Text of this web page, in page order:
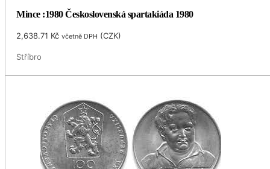
Mince :1980 Československá spartakiáda 1980
2,638.71 Kč včetně DPH (CZK)
Stříbro